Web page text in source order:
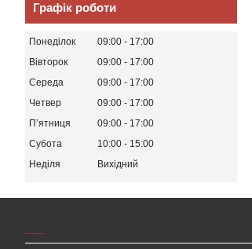
Графік роботи
Понеділок 09:00
17:00
Вівторок
09:00
17:00
Середа
09:00
17:00
Четвер
09:00
17:00
Пʼятниця
09:00
17:00
Субота
10:00
15:00
Неділя
Вихідний